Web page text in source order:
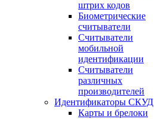
штрих кодов
Биометрические
считыватели
Считыватели
мобильной
идентификации
Считыватели
различных
производителей
Идентификаторы СКУД
Карты и брелоки